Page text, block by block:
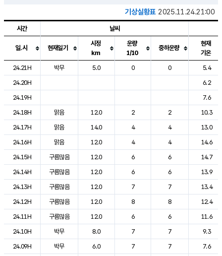
기상실황표 2025.11.24.21:00
도시별 기상실황표로 지점, 날씨, 기온, 강수, 바람, 기압등을 안내한 표입
시간 날씨
일.시 현재일기
시정
km
운량
1/10
중하운량
현재
기온
24.21H
박무 5.0 0 0
5.4
24.20H
6.2
24.19H
7.6
24.18H
맑음 12.0 2 2
10.3
24.17H
맑음 14.0 4 4
13.0
24.16H
맑음 12.0 4 4
14.6
24.15H
구름많음 12.0 6 6
14.7
24.14H
구름많음 12.0 6 6
13.9
24.13H
구름많음 12.0 7 7
13.4
24.12H
구름많음 12.0 8 8
12.4
24.11H
구름많음 12.0 6 6
11.6
24.10H
박무 8.0 7 7
9.3
24.09H
박무 6.0 7 7
7.6